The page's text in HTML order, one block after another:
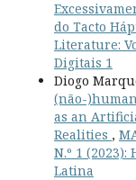
do Tacto
Literature:
Digitais 1
Diogo
(não-
as an
Realities ,
N.º 1
Latina